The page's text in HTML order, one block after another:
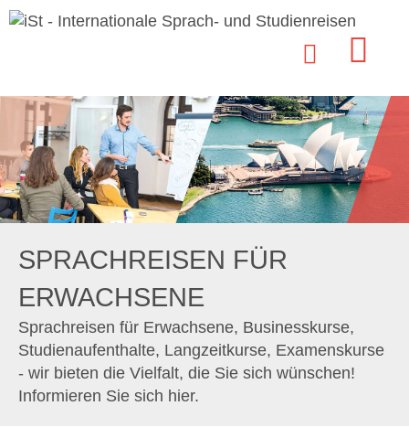
SPRACHREISEN FÜR
ERWACHSENE
Sprachreisen für Erwachsene, Businesskurse,
Studienaufenthalte, Langzeitkurse, Examenskurse
- wir bieten die Vielfalt, die Sie sich wünschen!
Informieren Sie sich hier.